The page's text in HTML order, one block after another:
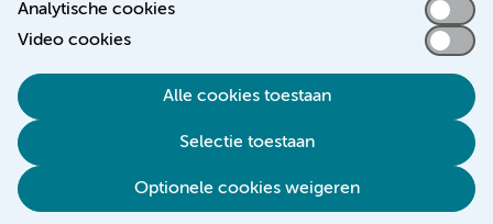
Analytische cookies
Video cookies
Alle cookies toestaan
Selectie toestaan
Optionele cookies weigeren
Toegankelijkheidsverklaring
Cookieverklaring